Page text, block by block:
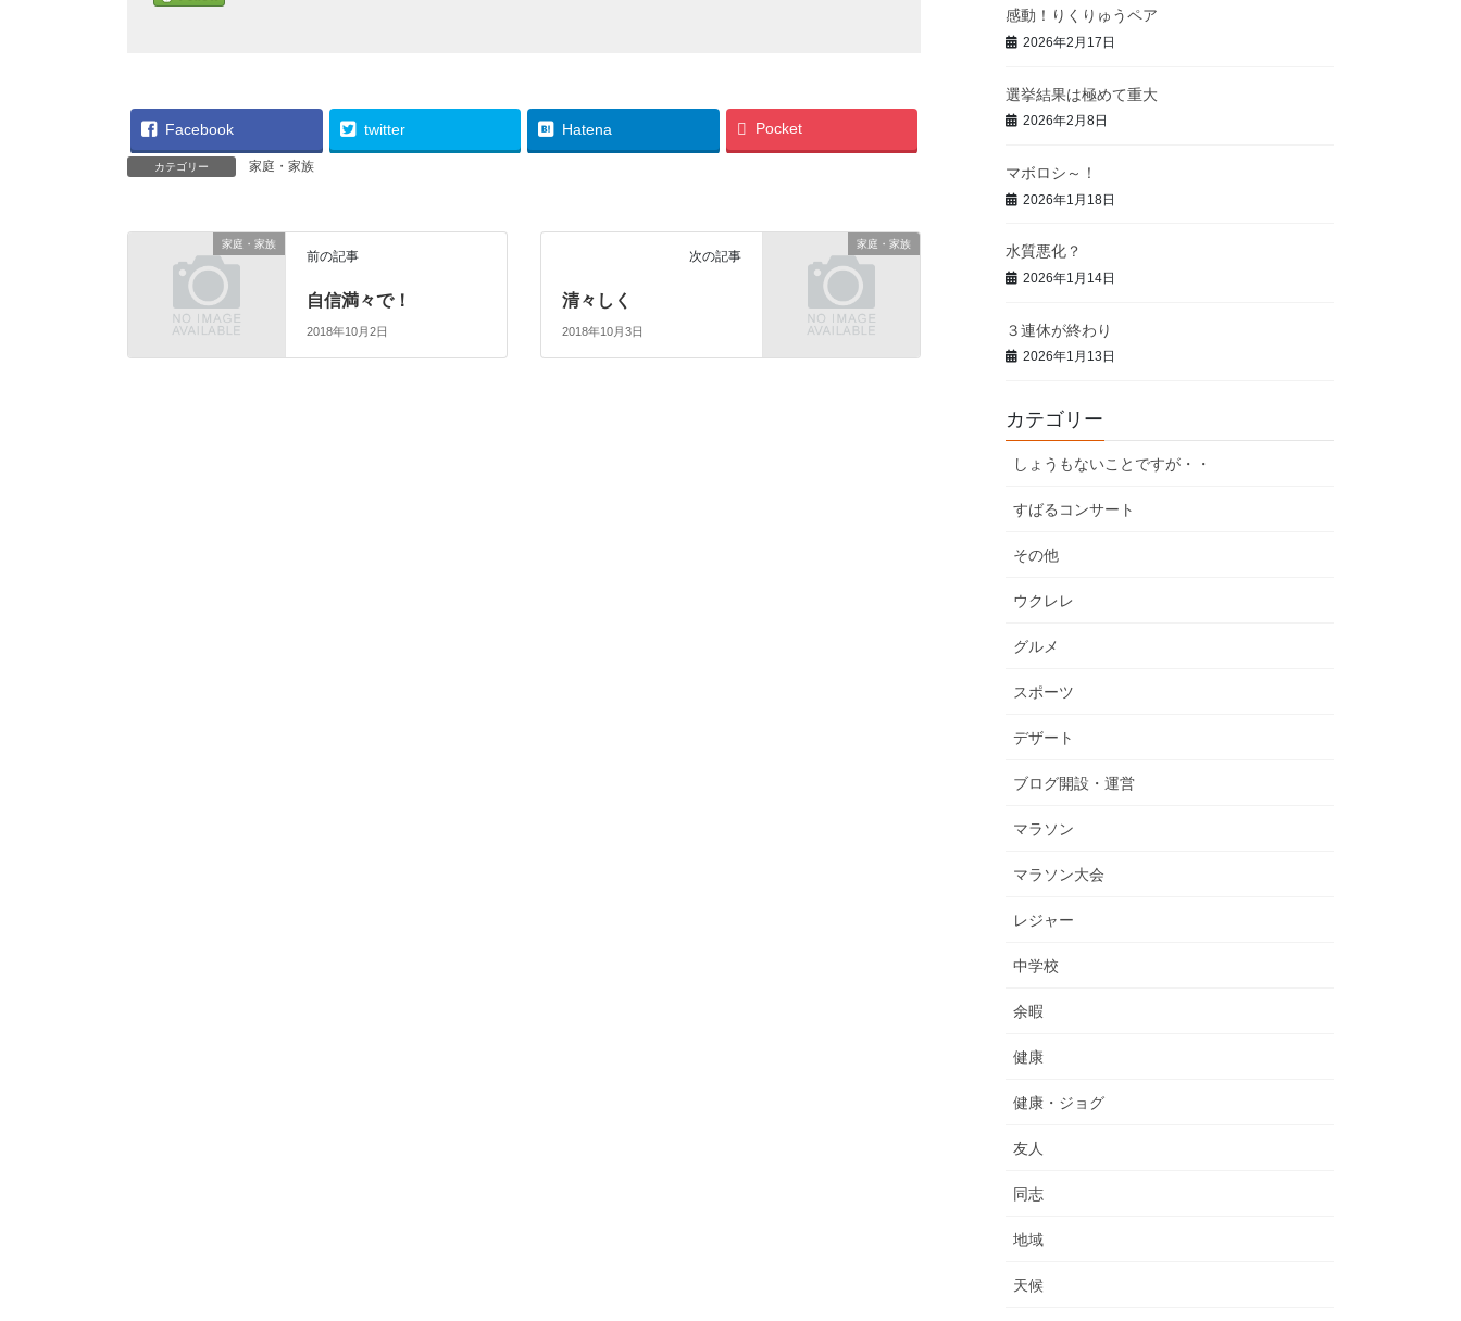
Facebook twitter Hatena Pocket
カテゴリー 家庭・家族
家庭・家族
前の記事
自信満々で！
2018年10月2日
家庭・家族
次の記事
清々しく
2018年10月3日
感動！りくりゅうペア
2026年2月17日
選挙結果は極めて重大
2026年2月8日
マボロシ～！
2026年1月18日
水質悪化？
2026年1月14日
３連休が終わり
2026年1月13日
カテゴリー
しょうもないことですが・・
すばるコンサート
その他
ウクレレ
グルメ
スポーツ
デザート
ブログ開設・運営
マラソン
マラソン大会
レジャー
中学校
余暇
健康
健康・ジョグ
友人
同志
地域
天候